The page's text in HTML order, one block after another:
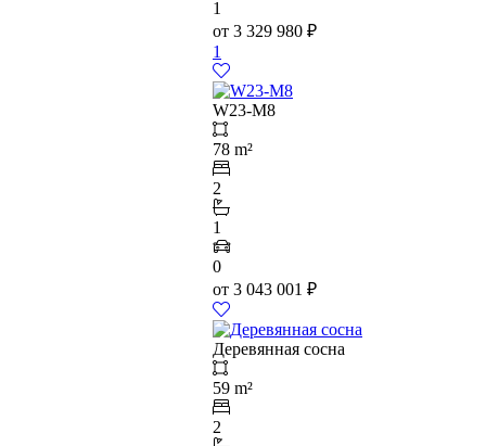
1
от 3 329 980 ₽
1
W23-M8
78 m²
2
1
0
от 3 043 001 ₽
Деревянная сосна
59 m²
2